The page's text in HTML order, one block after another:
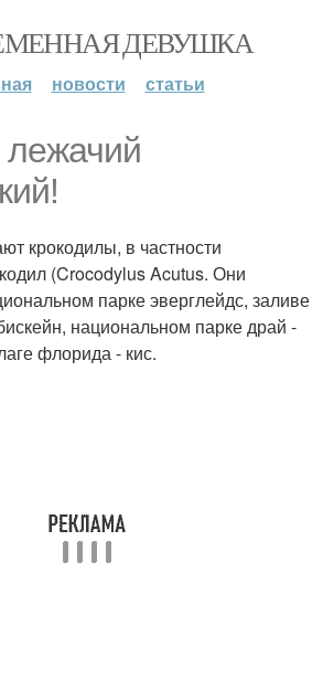
ДЕВУШКА
новости статьи
крокодилы, в частности
(Crocodylus Acutus. Они
парке эверглейдс, заливе
национальном парке драй -
флорида - кис.